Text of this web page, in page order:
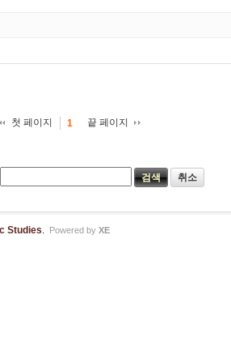
첫 페이지 1 끝 페이지
취소
Studies. Powered by XE